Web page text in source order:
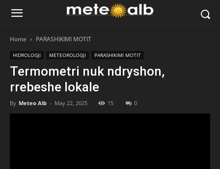
Home PARASHIKIMI MOTIT
HIDROLOGJI METEOROLOGJI PARASHIKIMI MOTIT
Termometri nuk ndryshon,
rrebeshe lokale
By Meteo Alb - May 22, 2025 15 0